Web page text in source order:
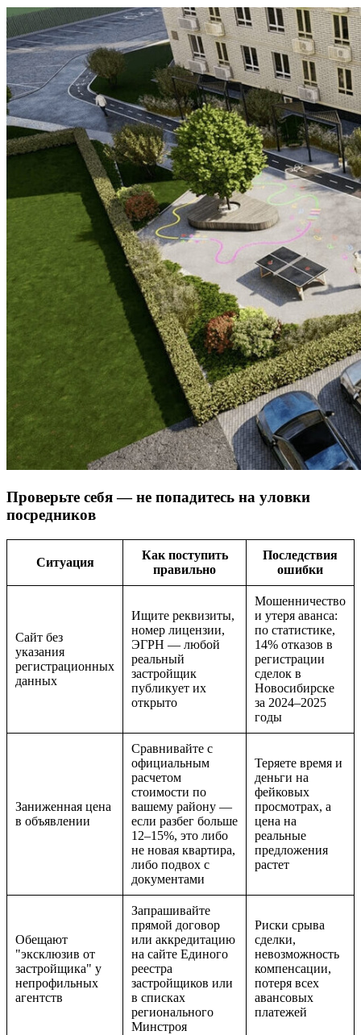
Проверьте себя — не попадитесь на уловки
посредников
Ситуация
Как поступить
правильно
Последствия
ошибки
Сайт без
указания
регистрационных
данных
Ищите реквизиты,
номер лицензии,
ЭГРН — любой
реальный
застройщик
публикует их
открыто
Мошенничество
и утеря аванса:
по статистике,
14% отказов в
регистрации
сделок в
Новосибирске
за 2024–2025
годы
Заниженная цена
в объявлении
Сравнивайте с
официальным
расчетом
стоимости по
вашему району —
если разбег больше
12–15%, это либо
не новая квартира,
либо подвох с
документами
Теряете время и
деньги на
фейковых
просмотрах, а
цена на
реальные
предложения
растет
Обещают
"эксклюзив от
застройщика" у
непрофильных
агентств
Запрашивайте
прямой договор
или аккредитацию
на сайте Единого
реестра
застройщиков или
в списках
регионального
Минстроя
Риски срыва
сделки,
невозможность
компенсации,
потеря всех
авансовых
платежей